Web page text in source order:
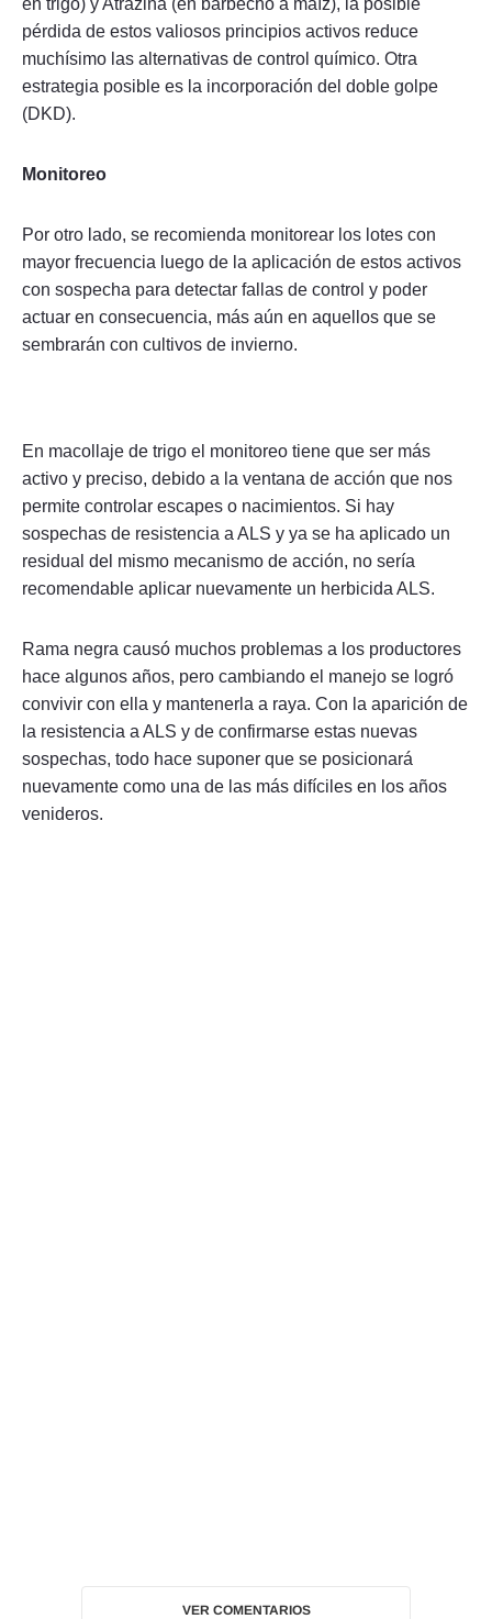
en trigo) y Atrazina (en barbecho a maíz), la posible
pérdida de estos valiosos principios activos reduce
muchísimo las alternativas de control químico. Otra
estrategia posible es la incorporación del doble golpe
(DKD).
Monitoreo
Por otro lado, se recomienda monitorear los lotes con
mayor frecuencia luego de la aplicación de estos activos
con sospecha para detectar fallas de control y poder
actuar en consecuencia, más aún en aquellos que se
sembrarán con cultivos de invierno.
En macollaje de trigo el monitoreo tiene que ser más
activo y preciso, debido a la ventana de acción que nos
permite controlar escapes o nacimientos. Si hay
sospechas de resistencia a ALS y ya se ha aplicado un
residual del mismo mecanismo de acción, no sería
recomendable aplicar nuevamente un herbicida ALS.
Rama negra causó muchos problemas a los productores
hace algunos años, pero cambiando el manejo se logró
convivir con ella y mantenerla a raya. Con la aparición de
la resistencia a ALS y de confirmarse estas nuevas
sospechas, todo hace suponer que se posicionará
nuevamente como una de las más difíciles en los años
venideros.
VER COMENTARIOS